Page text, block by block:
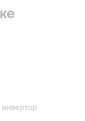
инвертор